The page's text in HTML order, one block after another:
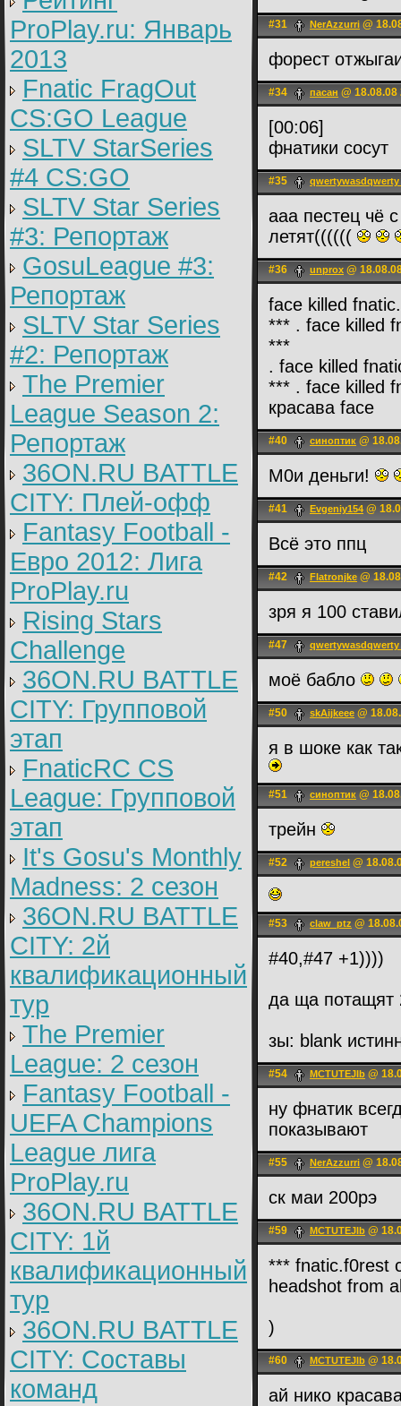
ProPlay.ru: Январь
2013
Fnatic FragOut
CS:GO League
SLTV StarSeries
#4 CS:GO
SLTV Star Series
#3: Репортаж
GosuLeague #3:
Репортаж
SLTV Star Series
#2: Репортаж
The Premier
League Season 2:
Репортаж
36ON.RU BATTLE
CITY: Плей-офф
Fantasy Football -
Евро 2012: Лига
ProPlay.ru
Rising Stars
Challenge
36ON.RU BATTLE
CITY: Групповой
этап
FnaticRC CS
League: Групповой
этап
It's Gosu's Monthly
Madness: 2 сезон
36ON.RU BATTLE
CITY: 2й
квалификационный
тур
The Premier
League: 2 cезон
Fantasy Football -
UEFA Champions
League лига
ProPlay.ru
36ON.RU BATTLE
CITY: 1й
квалификационный
тур
36ON.RU BATTLE
CITY: Составы
команд
#31 NerAzzurri @
форест
#34 пасан @ 18.08.08
[00:06]
фнатики сосут
#35
ааа пестец чё
летят((((((
#36 unprox @
face killed
*** . face killed
***
. face killed
*** . face killed
красава face
#40 синоптик @
М0и деньги!
#41 Evgeniy154 @
Всё это ппц
#42 Flatronjke @
зря я 100
#47
моё бабло
#50 skAijkeee @
я в шоке как
#51 синоптик @
трейн
#52 pereshel @
#53 claw_ptz @
#40,#47 +1))))
да ща потащят
зы: blank
#54 MCTUTEJIb @
ну фнатик
показывают
#55 NerAzzurri @
ск маи 200рэ
#59 MCTUTEJIb @
*** fnatic.f0rest
headshot from
)
#60 MCTUTEJIb @
ай нико